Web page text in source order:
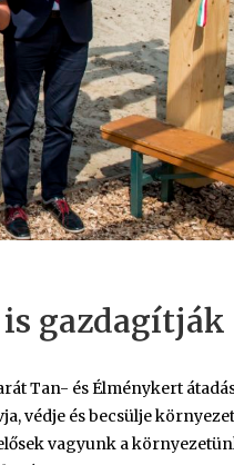
gazdagítják
Tan- és Élménykert
védje és becsülje
vagyunk a